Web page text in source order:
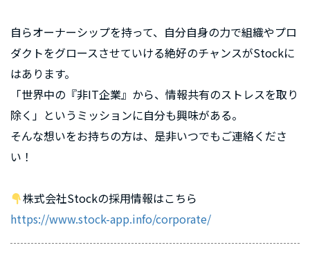
自らオーナーシップを持って、自分自身の力で組織やプロ
ダクトをグロースさせていける絶好のチャンスがStockに
はあります。
「世界中の『非IT企業』から、情報共有のストレスを取り
除く」というミッションに自分も興味がある。
そんな想いをお持ちの方は、是非いつでもご連絡くださ
い！
株式会社Stockの採用情報はこちら
https://www.stock-app.info/corporate/